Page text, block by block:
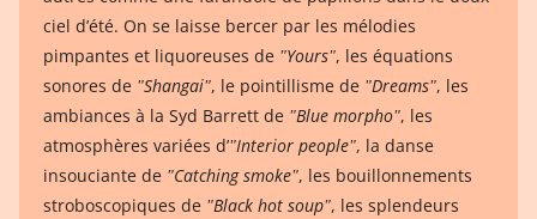
ciel d’été. On se laisse bercer par les mélodies
pimpantes et liquoreuses de ʺYoursʺ, les équations
sonores de ʺShangaiʺ, le pointillisme de ʺDreamsʺ, les
ambiances à la Syd Barrett de ʺBlue morphoʺ, les
atmosphères variées d’ʺInterior peopleʺ, la danse
insouciante de ʺCatching smokeʺ, les bouillonnements
stroboscopiques de ʺBlack hot soupʺ, les splendeurs